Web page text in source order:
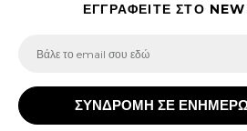
ΕΓΓΡΑΦΕΙΤΕ ΣΤΟ
ΣΥΝΔΡΟΜΗ ΣΕ